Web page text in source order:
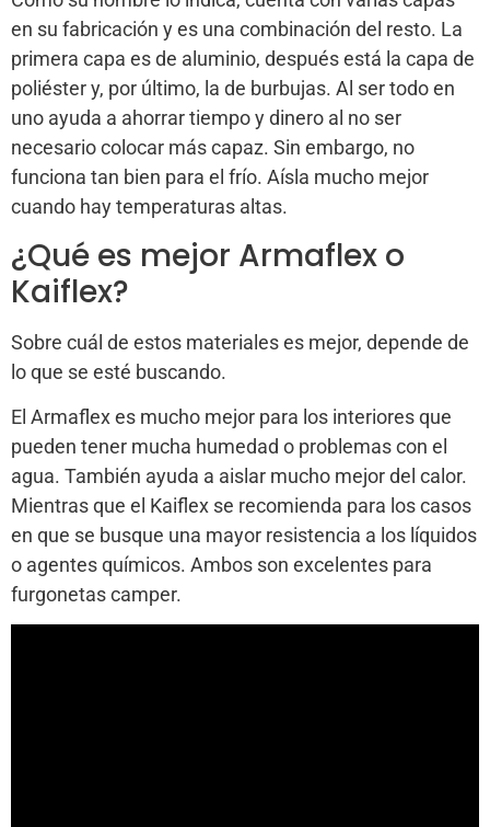
en su fabricación y es una combinación del resto. La
primera capa es de aluminio, después está la capa de
poliéster y, por último, la de burbujas. Al ser todo en
uno ayuda a ahorrar tiempo y dinero al no ser
necesario colocar más capaz. Sin embargo, no
funciona tan bien para el frío. Aísla mucho mejor
cuando hay temperaturas altas.
¿Qué es mejor Armaflex o
Kaiflex?
Sobre cuál de estos materiales es mejor, depende de
lo que se esté buscando.
El Armaflex es mucho mejor para los interiores que
pueden tener mucha humedad o problemas con el
agua. También ayuda a aislar mucho mejor del calor.
Mientras que el Kaiflex se recomienda para los casos
en que se busque una mayor resistencia a los líquidos
o agentes químicos. Ambos son excelentes para
furgonetas camper.